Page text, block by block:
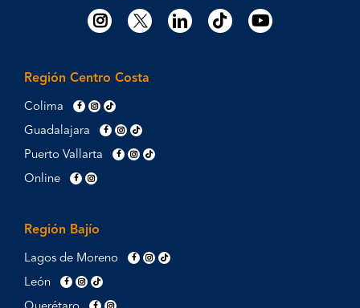
Región Centro Costa
Colima
Guadalajara
Puerto Vallarta
Online
Región Bajío
Lagos de Moreno
León